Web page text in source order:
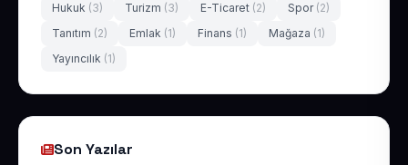
Hukuk (3) Turizm (3) E-Ticaret (2) Spor (2)
Tanıtım (2) Emlak (1) Finans (1) Mağaza (1)
Yayıncılık (1)
Son Yazılar